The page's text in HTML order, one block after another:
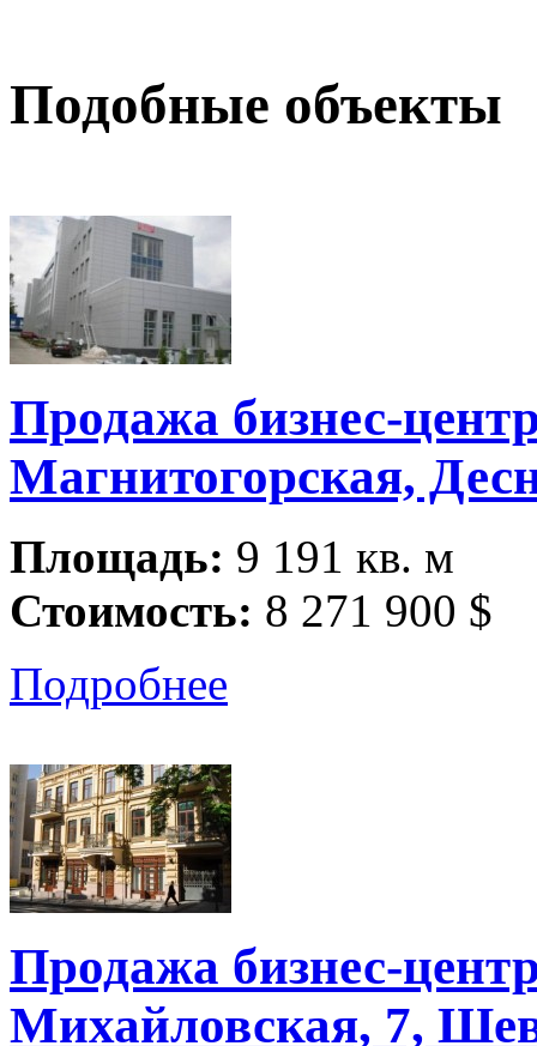
Подобные объекты
Продажа бизнес-
Магнитогорская,
Площадь: 9 191 кв. м
Стоимость: 8 271 900 $
Подробнее
Продажа бизнес-
Михайловская, 7,